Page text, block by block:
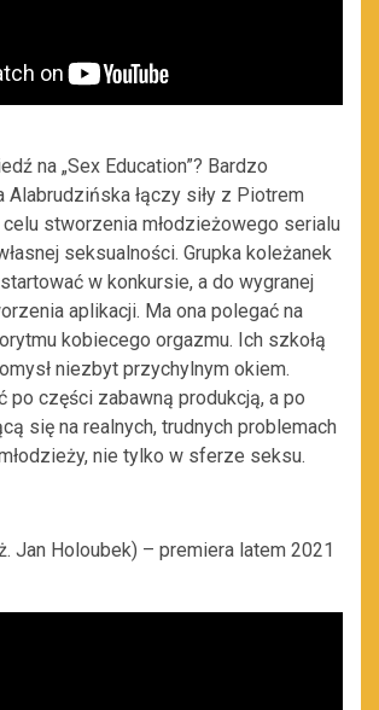
na „Sex Education”? Bardzo
Alabrudzińska łączy siły z Piotrem
stworzenia młodzieżowego serialu
seksualności. Grupka koleżanek
w konkursie, a do wygranej
aplikacji. Ma ona polegać na
kobiecego orgazmu. Ich szkołą
niezbyt przychylnym okiem.
po części zabawną produkcją, a po
się na realnych, trudnych problemach
nie tylko w sferze seksu.
Jan Holoubek) – premiera latem 2021